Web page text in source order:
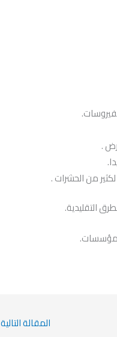
.
من الحشرات .
التقليدية.
المقالة التالية